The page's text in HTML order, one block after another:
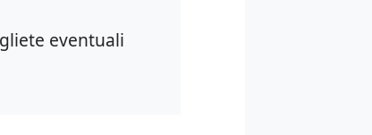
eventuali